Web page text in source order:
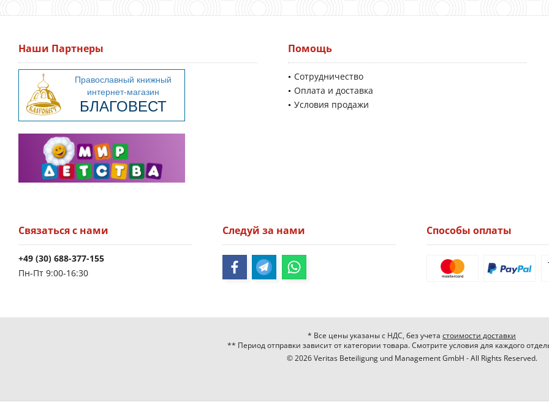
Наши Партнеры Помощь
Сотрудничество
Оплата и доставка
Условия продажи
Связаться с нами
+49 (30) 688-377-155
Пн-Пт 9:00-16:30
Следуй за нами Способы оплаты
* Все цены указаны с НДС, без учета стоимости доставки
** Период отправки зависит от категории товара. Смотрите условия для каждого
© 2026 Veritas Beteiligung und Management GmbH - All Rights Reserved.